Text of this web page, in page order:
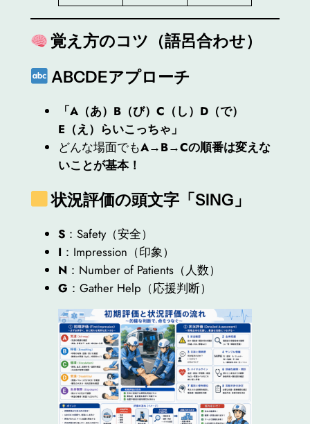
覚え方のコツ（語呂合わせ）
ABCDEアプローチ
「A（あ）B（び）C（し）D（で）
E（え）らいこっちゃ」
どんな場面でもA→B→Cの順番は変えな
いことが基本！
状況評価の頭文字「SING」
S：Safety（安全）
I：Impression（印象）
N ：Number of Patients（人数）
G ：Gather Help（応援判断）